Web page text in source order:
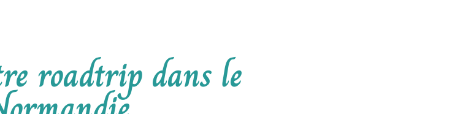
roadtrip dans le